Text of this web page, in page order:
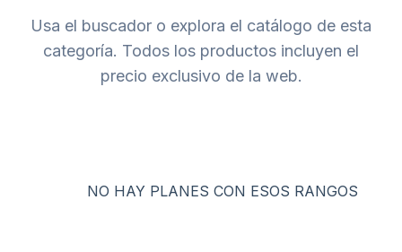
Usa el buscador o explora el catálogo de esta
categoría. Todos los productos incluyen el
precio exclusivo de la web.
NO HAY PLANES CON ESOS RANGOS